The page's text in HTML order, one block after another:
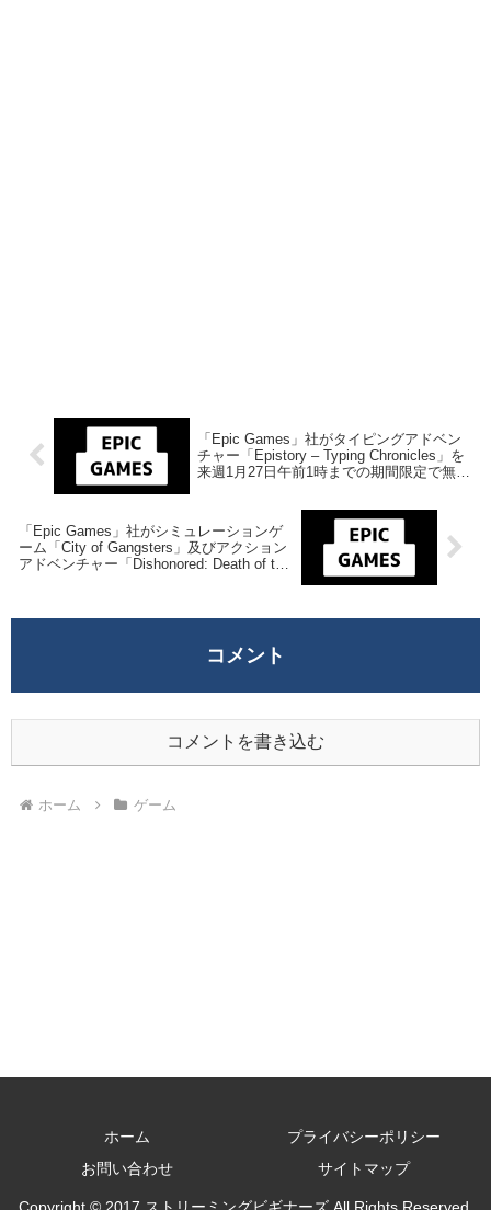
「Epic Games」社がタイピングアドベン
チャー「Epistory – Typing Chronicles」を
来週1月27日午前1時までの期間限定で無料
「Epic Games」社がシミュレーションゲ
ーム「City of Gangsters」及びアクション
アドベンチャー「Dishonored: Death of the
コメント
コメントを書き込む
ホーム ゲーム
ホーム
プライバシーポリシー
お問い合わせ
サイトマップ